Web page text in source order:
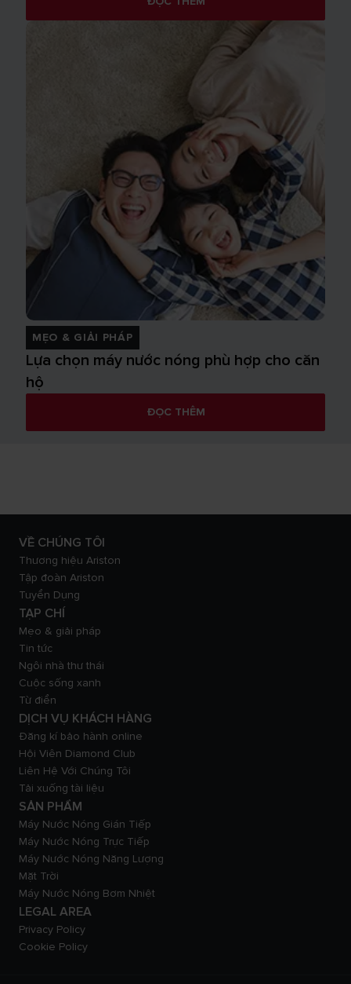
MẸO & GIẢI PHÁP
Lựa chọn máy nước nóng phù hợp cho căn
hộ
ĐỌC THÊM
VỀ CHÚNG TÔI
Thương hiệu Ariston
Tập đoàn Ariston
Tuyển Dụng
TẠP CHÍ
Mẹo & giải pháp
Tin tức
Ngôi nhà thư thái
Cuộc sống xanh
Từ điển
DỊCH VỤ KHÁCH HÀNG
Đăng kí bảo hành online
Hội Viên Diamond Club
Liên Hệ Với Chúng Tôi
Tải xuống tài liệu
SẢN PHẨM
Máy Nước Nóng Gián Tiếp
Máy Nước Nóng Trực Tiếp
Máy Nước Nóng Năng Lượng
Mặt Trời
Máy Nước Nóng Bơm Nhiệt
LEGAL AREA
Privacy Policy
Cookie Policy